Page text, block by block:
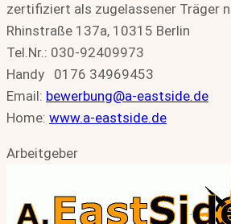
zertifiziert als zugelassener Träger
Rhinstraße 137a, 10315 Berlin
Tel.Nr.: 030-92409973
Handy 0176 34969453
Email: bewerbung@a-eastside.de
Home: www.a-eastside.de
Arbeitgeber